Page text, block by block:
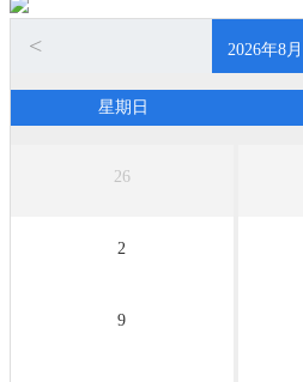
< 2026年8月
星期日
26
2
9